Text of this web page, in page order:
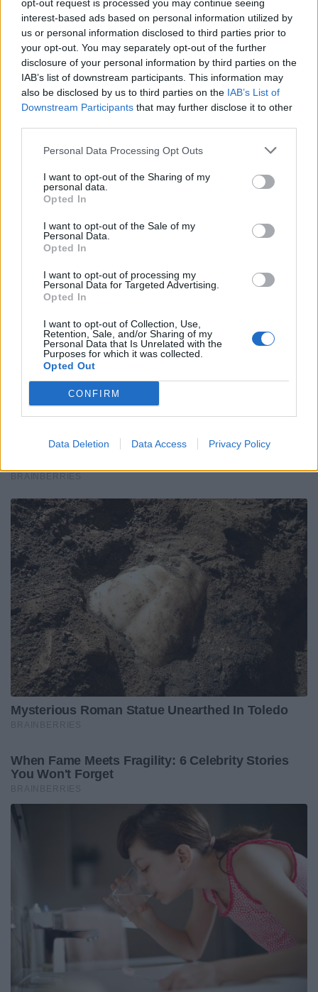
opt-out request is processed you may continue seeing
interest-based ads based on personal information utilized by
us or personal information disclosed to third parties prior to
your opt-out. You may separately opt-out of the further
disclosure of your personal information by third parties on the
IAB’s list of downstream participants. This information may
also be disclosed by us to third parties on the IAB’s List of
Downstream Participants that may further disclose it to other
Personal Data Processing Opt Outs
I want to opt-out of the Sharing of my
personal data.
Opted In
I want to opt-out of the Sale of my
Personal Data.
Opted In
I want to opt-out of processing my
Personal Data for Targeted Advertising.
Opted In
I want to opt-out of Collection, Use,
Retention, Sale, and/or Sharing of my
Personal Data that Is Unrelated with the
Purposes for which it was collected.
Opted Out
CONFIRM
Data Deletion Data Access Privacy Policy